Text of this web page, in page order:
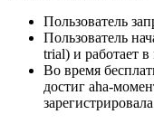
Пользователь
Пользователь
trial) и работает
Во время
достиг aha-